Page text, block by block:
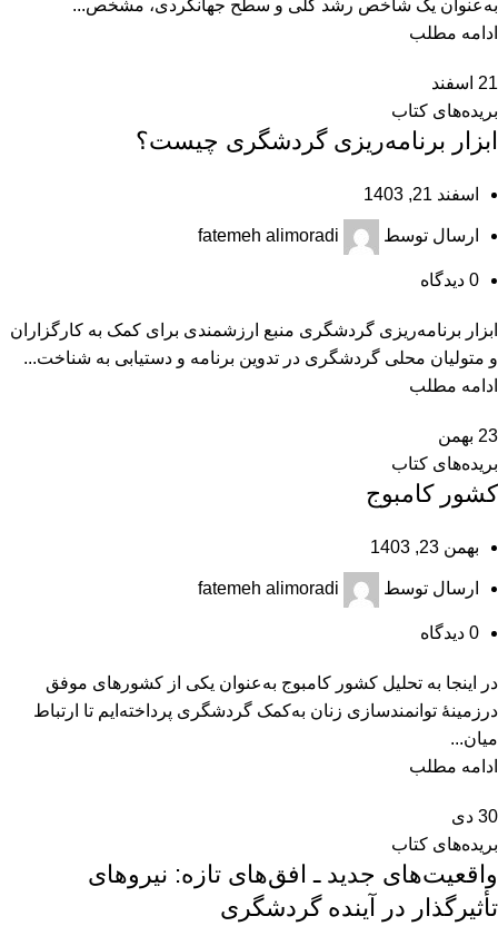
به‌عنوان یک شاخص رشد کلی و سطح جهانگردی، مشخص...
ادامه مطلب
21 اسفند
بریده‌های کتاب
ابزار برنامه‌‏ریزی گردشگری چیست؟
اسفند 21, 1403
ارسال توسط fatemeh alimoradi
0 دیدگاه
ابزار برنامه‌‏ریزی گردشگری منبع ارزشمندی برای کمک به کارگزاران
و متولیان محلی گردشگری در تدوین برنامه‏ و دستیابی به شناخت...
ادامه مطلب
23 بهمن
بریده‌های کتاب
کشور کامبوج
بهمن 23, 1403
ارسال توسط fatemeh alimoradi
0 دیدگاه
در اینجا به تحلیل کشور کامبوج به‌عنوان یکی از کشورهای موفق
درزمینۀ توانمندسازی زنان به‌کمک گردشگری پرداخته‌ایم تا ارتباط
میان...
ادامه مطلب
30 دی
بریده‌های کتاب
واقعیت‌های جدید ـ افق‌های تازه: نیروهای
تأثیرگذار در آینده گردشگری